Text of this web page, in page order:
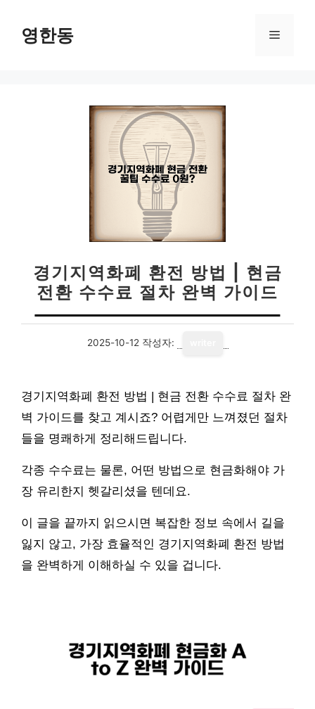
영한동 메
경기지역화폐 환전 방법 | 현금
전환 수수료 절차 완벽 가이드
2025-10-12 작성자:
경기지역화폐 환전 방법 | 현금 전환 수수료 절차 완
벽 가이드를 찾고 계시죠? 어렵게만 느껴졌던 절차
들을 명쾌하게 정리해드립니다.
각종 수수료는 물론, 어떤 방법으로 현금화해야 가
장 유리한지 헷갈리셨을 텐데요.
이 글을 끝까지 읽으시면 복잡한 정보 속에서 길을
잃지 않고, 가장 효율적인 경기지역화폐 환전 방법
을 완벽하게 이해하실 수 있을 겁니다.